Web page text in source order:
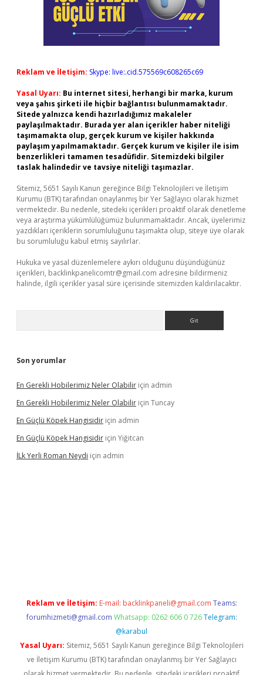
Reklam ve İletişim: Skype: live:.cid.575569c608265c69
Yasal Uyarı: Bu internet sitesi, herhangi bir marka, kurum
veya şahıs şirketi ile hiçbir bağlantısı bulunmamaktadır.
Sitede yalnızca kendi hazırladığımız makaleler
paylaşılmaktadır. Burada yer alan içerikler haber niteliği
taşımamakta olup, gerçek kurum ve kişiler hakkında
paylaşım yapılmamaktadır. Gerçek kurum ve kişiler ile isim
benzerlikleri tamamen tesadüfidir. Sitemizdeki bilgiler
taslak halindedir ve tavsiye niteliği taşımazlar.
Sitemiz, 5651 Sayılı Kanun gereğince Bilgi Teknolojileri ve İletişim
Kurumu (BTK) tarafından onaylanmış bir Yer Sağlayıcı olarak hizmet
vermektedir. Bu nedenle, sitedeki içerikleri proaktif olarak denetleme
veya araştırma yükümlülüğümüz bulunmamaktadır. Ancak, üyelerimiz
yazdıkları içeriklerin sorumluluğunu taşımakta olup, siteye üye olarak
bu sorumluluğu kabul etmiş sayılırlar.
Hukuka ve yasal düzenlemelere aykırı olduğunu düşündüğünüz
içerikleri, backlinkpanelicomtr@gmail.com adresine bildirmeniz
halinde, ilgili içerikler yasal süre içerisinde sitemizden kaldırılacaktır.
Son yorumlar
En Gerekli Hobilerimiz Neler Olabilir için admin
En Gerekli Hobilerimiz Neler Olabilir için Tuncay
En Güçlü Köpek Hangisidir için admin
En Güçlü Köpek Hangisidir için Yiğitcan
İLk Yerli Roman Neydi için admin
Reklam ve İletişim: E-mail: backlinkpaneli@gmail.com Teams:
forumhizmeti@gmail.com Whatsapp: 0262 606 0 726 Telegram:
@karabul
Yasal Uyarı: Sitemiz, 5651 Sayılı Kanun gereğince Bilgi Teknolojileri
ve İletişim Kurumu (BTK) tarafından onaylanmış bir Yer Sağlayıcı